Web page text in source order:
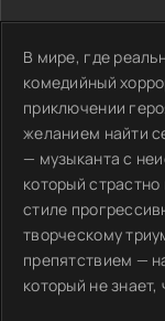
В мире, где
комедийный
приключении
желанием найти
— музыканта с
который
стиле
творческому
препятствием —
который не